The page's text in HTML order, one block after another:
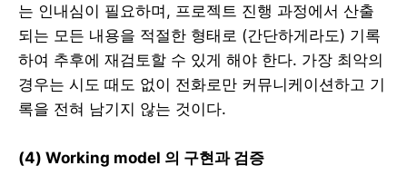
는 인내심이 필요하며, 프로젝트 진행 과정에서 산출
되는 모든 내용을 적절한 형태로 (간단하게라도) 기록
하여 추후에 재검토할 수 있게 해야 한다. 가장 최악의
경우는 시도 때도 없이 전화로만 커뮤니케이션하고 기
록을 전혀 남기지 않는 것이다.
(4) Working model 의 구현과 검증